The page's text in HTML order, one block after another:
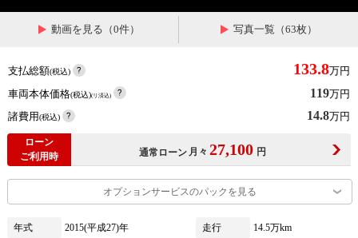
動画を見る（0件） 写真一覧（63枚）
支払総額(税込) 133.8万円
車両本体価格(税込)(リ済込) 119万円
諸費用(税込) 14.8万円
ローン
ご利用時
通常ローン 月々 27,100 円
オプションサービスのパックを見る
年式 2015(平成27)年 走行
14.5万km